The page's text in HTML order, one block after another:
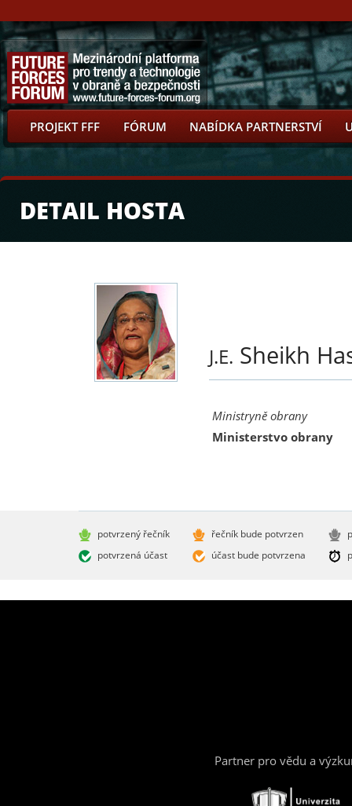
PROJEKT FFF FÓRUM NABÍDKA PARTNERSTVÍ
DETAIL HOSTA
J.E. Sheikh
Ministryně obrany
Ministerstvo obrany
potvrzený řečník
potvrzená účast
řečník bude potvrzen
účast bude potvrzena
Partner pro vědu a